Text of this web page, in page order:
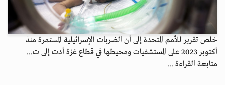
خلص تقرير للأمم المتحدة إلى أن الضربات الإسرائيلية المستمرة منذ
أكتوبر 2023 على المستشفيات ومحيطها في قطاع غزة أدت إلى ت...
متابعة القراءة ...